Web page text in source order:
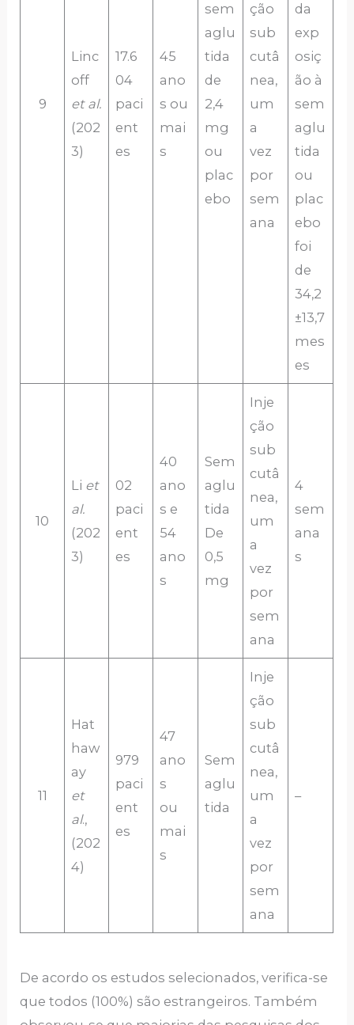
9
Linc
off
et al.
(202
3)
17.6
04
paci
ent
es
45
ano
s ou
mai
s
sem
aglu
tida
de
2,4
mg
ou
plac
ebo
ção
sub
cutâ
nea,
um
a
vez
por
sem
ana
da
exp
osiç
ão à
sem
aglu
tida
ou
plac
ebo
foi
de
34,2
±13,7
mes
es
10
Li et
al.
(202
3)
02
paci
ent
es
40
ano
s e
54
ano
s
Sem
aglu
tida
De
0,5
mg
Inje
ção
sub
cutâ
nea,
um
a
vez
por
sem
ana
4
sem
ana
s
11
Hat
haw
ay
et
al.,
(202
4)
979
paci
ent
es
47
ano
s
ou
mai
s
Sem
aglu
tida
Inje
ção
sub
cutâ
nea,
um
a
vez
por
sem
ana
–
De acordo os estudos selecionados, verifica-se
que todos (100%) são estrangeiros. Também